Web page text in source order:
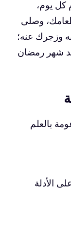
كل يوم،
وصلى
وزجرك عنه؛
شهر رمضان
على الأدلة